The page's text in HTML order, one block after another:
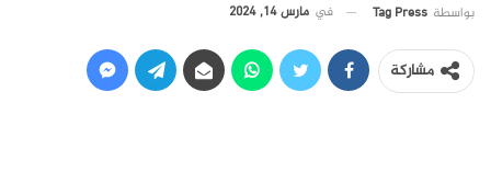
بواسطة Tag Press في مارس 14, 2024
مشاركة